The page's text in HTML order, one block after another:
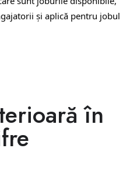
și aplică pentru jobul
în